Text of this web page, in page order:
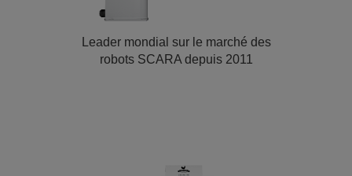
Leader mondial sur le marché des
robots SCARA depuis 2011